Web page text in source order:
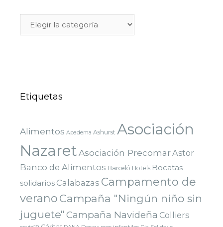
Etiquetas
Alimentos Apadema Ashurst Asociación
NazaretAsociación PrecomarAstor
Banco de Alimentos Barceló Hotels Bocatas
solidarios Calabazas Campamento de
verano Campaña "Ningún niño sin
juguete" Campaña Navideña Colliers